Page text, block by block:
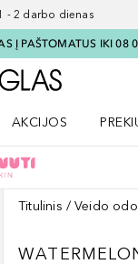
- 2 darbo dienas
Į PAŠTOMATUS IKI 08
Į Douglas
AKCIJOS
Titulinis Veido